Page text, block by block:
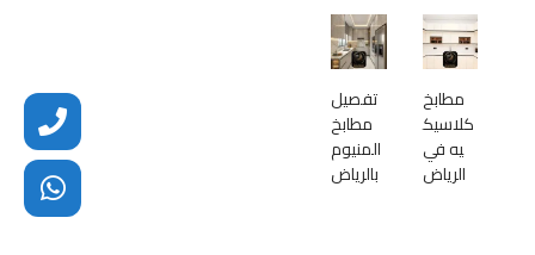
مطابخ
كلاسيك
يه في
الرياض
تفصيل
مطابخ
المنيوم
بالرياض